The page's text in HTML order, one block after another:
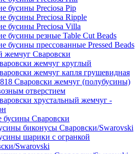
бусины Preciosa Pip
бусины Preciosa Ripple
бусины Preciosa Villa
бусины резные Table Cut Beads
бусины прессованные Pressed Beads
жемчуг Сваровски
жемчуг круглый
жемчуг капля грушевидная
Сваровски жемчуг (полубусины)
отверстием
хрустальный жемчуг -
бусины Сваровски
биконусы Сваровски/Swarovski
шарики с огранкой
Swarovski